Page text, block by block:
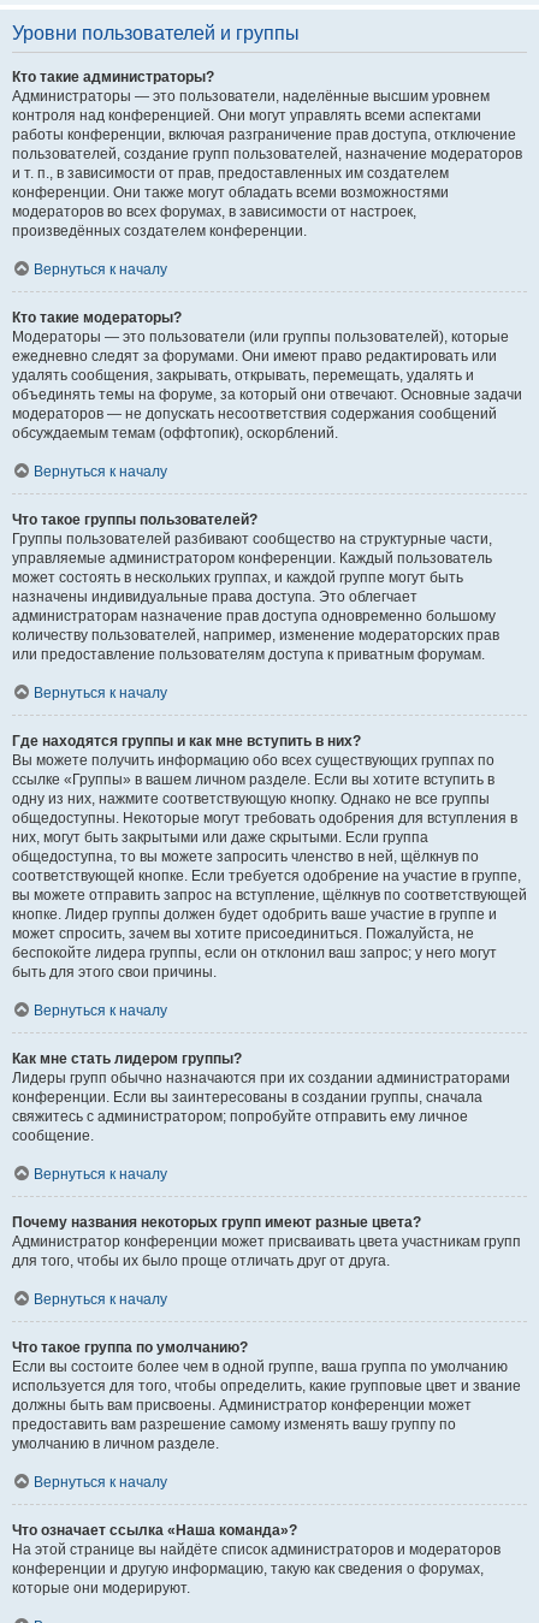
Уровни пользователей и группы
Кто такие администраторы?
Администраторы — это пользователи, наделённые высшим уровнем
контроля над конференцией. Они могут управлять всеми аспектами
работы конференции, включая разграничение прав доступа, отключение
пользователей, создание групп пользователей, назначение модераторов
и т. п., в зависимости от прав, предоставленных им создателем
конференции. Они также могут обладать всеми возможностями
модераторов во всех форумах, в зависимости от настроек,
произведённых создателем конференции.
Вернуться к началу
Кто такие модераторы?
Модераторы — это пользователи (или группы пользователей), которые
ежедневно следят за форумами. Они имеют право редактировать или
удалять сообщения, закрывать, открывать, перемещать, удалять и
объединять темы на форуме, за который они отвечают. Основные задачи
модераторов — не допускать несоответствия содержания сообщений
обсуждаемым темам (оффтопик), оскорблений.
Вернуться к началу
Что такое группы пользователей?
Группы пользователей разбивают сообщество на структурные части,
управляемые администратором конференции. Каждый пользователь
может состоять в нескольких группах, и каждой группе могут быть
назначены индивидуальные права доступа. Это облегчает
администраторам назначение прав доступа одновременно большому
количеству пользователей, например, изменение модераторских прав
или предоставление пользователям доступа к приватным форумам.
Вернуться к началу
Где находятся группы и как мне вступить в них?
Вы можете получить информацию обо всех существующих группах по
ссылке «Группы» в вашем личном разделе. Если вы хотите вступить в
одну из них, нажмите соответствующую кнопку. Однако не все группы
общедоступны. Некоторые могут требовать одобрения для вступления в
них, могут быть закрытыми или даже скрытыми. Если группа
общедоступна, то вы можете запросить членство в ней, щёлкнув по
соответствующей кнопке. Если требуется одобрение на участие в группе,
вы можете отправить запрос на вступление, щёлкнув по соответствующей
кнопке. Лидер группы должен будет одобрить ваше участие в группе и
может спросить, зачем вы хотите присоединиться. Пожалуйста, не
беспокойте лидера группы, если он отклонил ваш запрос; у него могут
быть для этого свои причины.
Вернуться к началу
Как мне стать лидером группы?
Лидеры групп обычно назначаются при их создании администраторами
конференции. Если вы заинтересованы в создании группы, сначала
свяжитесь с администратором; попробуйте отправить ему личное
сообщение.
Вернуться к началу
Почему названия некоторых групп имеют разные цвета?
Администратор конференции может присваивать цвета участникам групп
для того, чтобы их было проще отличать друг от друга.
Вернуться к началу
Что такое группа по умолчанию?
Если вы состоите более чем в одной группе, ваша группа по умолчанию
используется для того, чтобы определить, какие групповые цвет и звание
должны быть вам присвоены. Администратор конференции может
предоставить вам разрешение самому изменять вашу группу по
умолчанию в личном разделе.
Вернуться к началу
Что означает ссылка «Наша команда»?
На этой странице вы найдёте список администраторов и модераторов
конференции и другую информацию, такую как сведения о форумах,
которые они модерируют.